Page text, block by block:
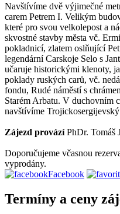
Navštívíme dvě výjimečné
carem Petrem I. Velikým
které pro svou velkolepost a
skvostné stavby města vč.
pokladnicí, zlatem oslňující
legendární Carskoje Selo s
učaruje historickými klenoty,
poklady ruských carů, vč.
fondu, Rudé náměstí s
Starém Arbatu. V duchovním
navštívíme Trojickosergijevský
Zájezd provázíPhDr. Tomáš
Doporučujeme včasnou
vyprodány.
Facebook
Termíny a ceny